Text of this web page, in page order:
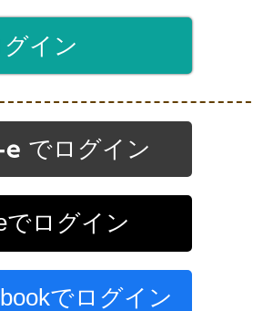
でログイン
でログイン
でログイン